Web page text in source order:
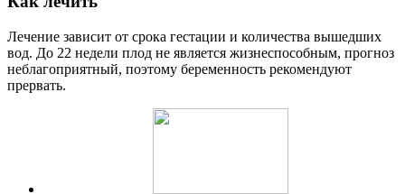
Лечение зависит от срока гестации и количества вышедших
вод. До 22 недели плод не является жизнеспособным, прогноз
неблагоприятный, поэтому беременность рекомендуют
прервать.